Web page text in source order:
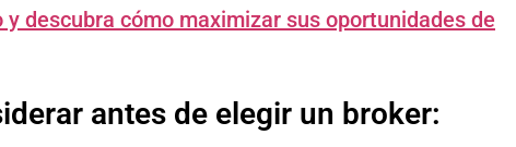
y descubra cómo maximizar sus oportunidades de
antes de elegir un broker: